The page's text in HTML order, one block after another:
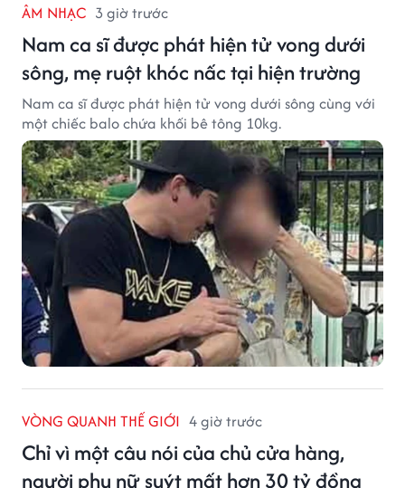
ÂM NHẠC 3 giờ trước
Nam ca sĩ được phát hiện tử vong dưới
sông, mẹ ruột khóc nấc tại hiện trường
Nam ca sĩ được phát hiện tử vong dưới sông cùng với
một chiếc balo chứa khối bê tông 10kg.
VÒNG QUANH THẾ GIỚI 4 giờ trước
Chỉ vì một câu nói của chủ cửa hàng,
người phụ nữ suýt mất hơn 30 tỷ đồng